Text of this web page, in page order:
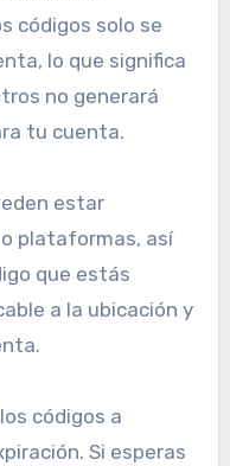
códigos solo se
lo que significa
no generará
tu cuenta.
estar
plataformas, así
que estás
a la ubicación y
códigos a
Si esperas